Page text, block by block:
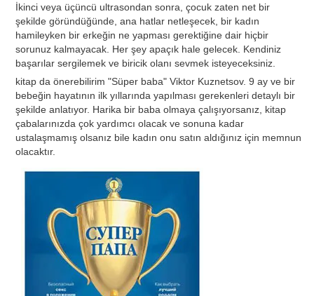
İkinci veya üçüncü ultrasondan sonra, çocuk zaten net bir
şekilde göründüğünde, ana hatlar netleşecek, bir kadın
hamileyken bir erkeğin ne yapması gerektiğine dair hiçbir
sorunuz kalmayacak. Her şey apaçık hale gelecek. Kendiniz
başarılar sergilemek ve biricik olanı sevmek isteyeceksiniz.
kitap da önerebilirim "Süper baba" Viktor Kuznetsov. 9 ay ve bir
bebeğin hayatının ilk yıllarında yapılması gerekenleri detaylı bir
şekilde anlatıyor. Harika bir baba olmaya çalışıyorsanız, kitap
çabalarınızda çok yardımcı olacak ve sonuna kadar
ustalaşmamış olsanız bile kadın onu satın aldığınız için memnun
olacaktır.